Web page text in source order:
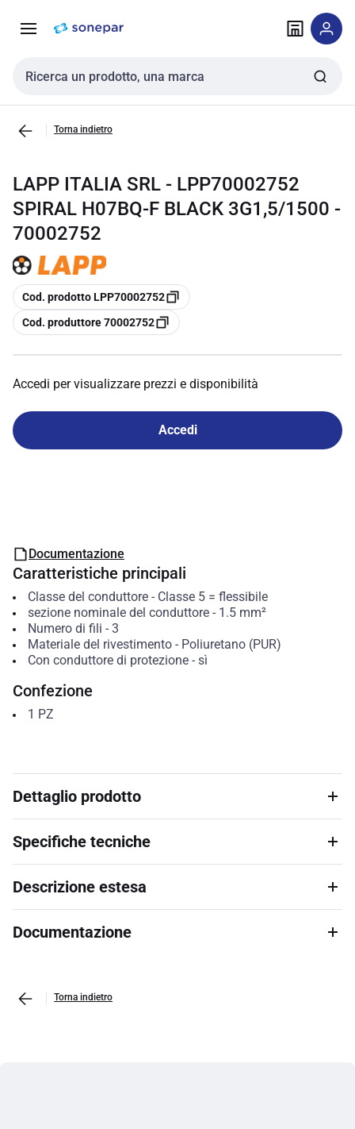
navigazione alla
Cerca input
Torna indietro
LAPP ITALIA SRL - LPP70002752
SPIRAL H07BQ-F BLACK 3G1,5/1500 -
70002752
copia
Cod. prodotto LPP70002752
copia
Cod. produttore 70002752
Accedi per visualizzare prezzi e disponibilità
Accedi
Documentazione
Caratteristiche principali
Classe del conduttore- Classe 5 = flessibile
sezione nominale del conduttore- 1.5 mm²
Numero di fili - 3
Materiale del rivestimento- Poliuretano (PUR)
Con conduttore di protezione- sì
Confezione
1 PZ
Dettaglio prodotto
Specifiche tecniche
Descrizione estesa
Documentazione
Torna indietro